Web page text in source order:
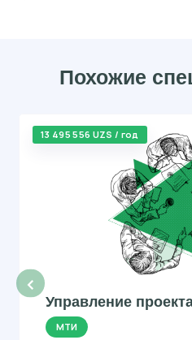
Похожие
‹
13 495 556 UZS / год
Управление
МТИ